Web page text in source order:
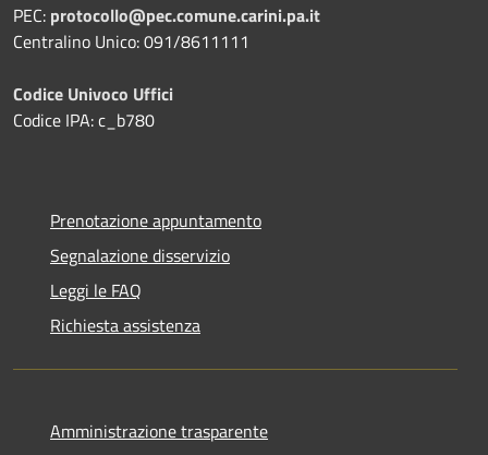
PEC: protocollo@pec.comune.carini.pa.it
Centralino Unico: 091/8611111
Codice Univoco Uffici
Codice IPA: c_b780
Prenotazione appuntamento
Segnalazione disservizio
Leggi le FAQ
Richiesta assistenza
Amministrazione trasparente